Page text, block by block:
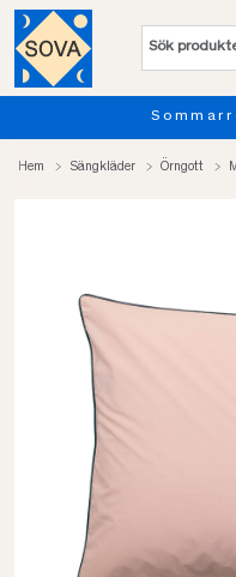
Hem Sängkläder Örngott